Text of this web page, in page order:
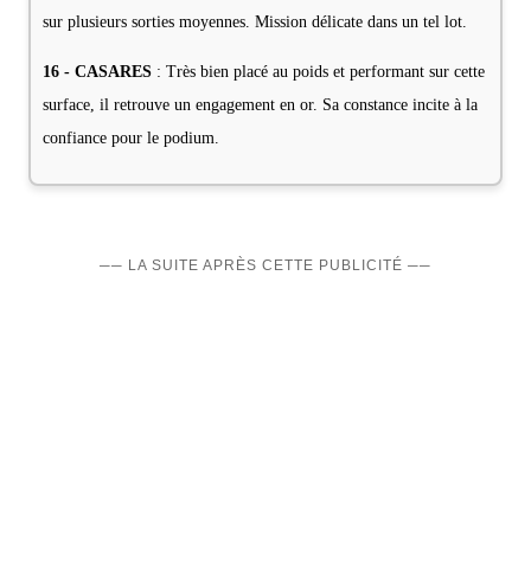
sur plusieurs sorties moyennes. Mission délicate dans un tel lot.
16 - CASARES : Très bien placé au poids et performant sur cette
surface, il retrouve un engagement en or. Sa constance incite à la
confiance pour le podium.
── LA SUITE APRÈS CETTE PUBLICITÉ ──